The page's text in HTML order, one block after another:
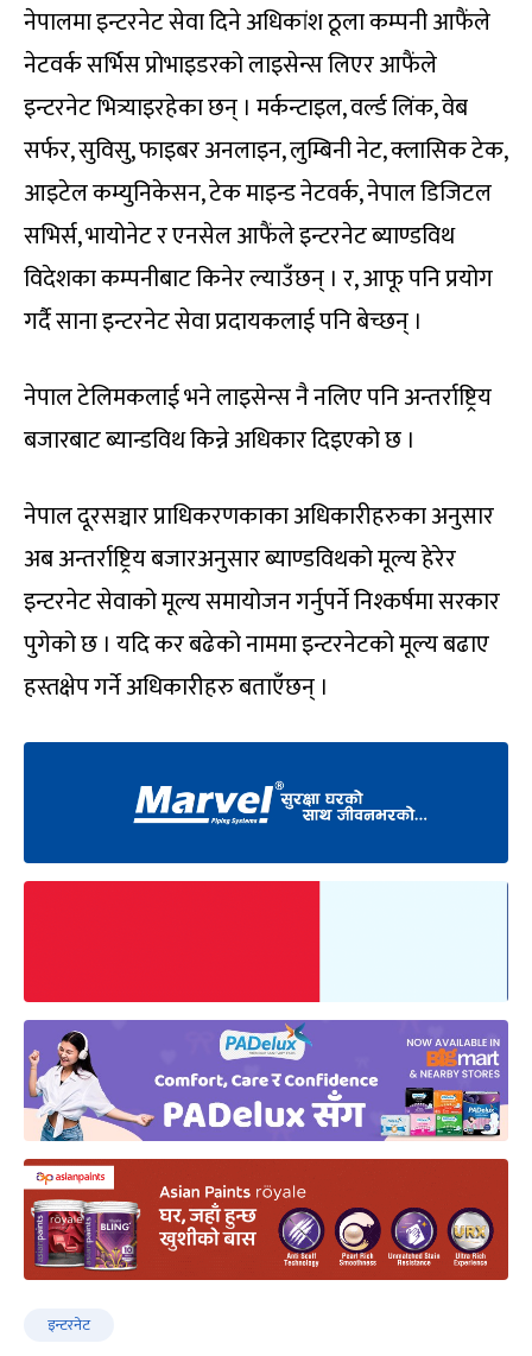
नेपालमा इन्टरनेट सेवा दिने अधिकांश ठूला कम्पनी आफैंले
नेटवर्क सर्भिस प्रोभाइडरको लाइसेन्स लिएर आफैंले
इन्टरनेट भित्र्याइरहेका छन् । मर्कन्टाइल, वर्ल्ड लिंक, वेब
सर्फर, सुविसु, फाइबर अनलाइन, लुम्बिनी नेट, क्लासिक टेक,
आइटेल कम्युनिकेसन, टेक माइन्ड नेटवर्क, नेपाल डिजिटल
सभिर्स, भायोनेट र एनसेल आफैंले इन्टरनेट ब्याण्डविथ
विदेशका कम्पनीबाट किनेर ल्याउँछन् । र, आफू पनि प्रयोग
गर्दै साना इन्टरनेट सेवा प्रदायकलाई पनि बेच्छन् ।
नेपाल टेलिमकलाई भने लाइसेन्स नै नलिए पनि अन्तर्राष्ट्रिय
बजारबाट ब्यान्डविथ किन्ने अधिकार दिइएको छ ।
नेपाल दूरसञ्चार प्राधिकरणकाका अधिकारीहरुका अनुसार
अब अन्तर्राष्ट्रिय बजारअनुसार ब्याण्डविथको मूल्य हेरेर
इन्टरनेट सेवाको मूल्य समायोजन गर्नुपर्ने निश्कर्षमा सरकार
पुगेको छ । यदि कर बढेको नाममा इन्टरनेटको मूल्य बढाए
हस्तक्षेप गर्ने अधिकारीहरु बताएँछन् ।
इन्टरनेट